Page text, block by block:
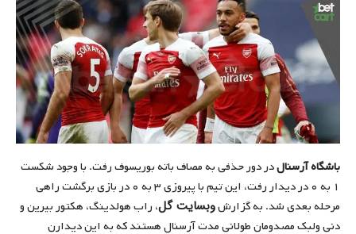
باشگاه آرسنالدر دور حذفی به مصاف باته بوریسوف رفت. با وجود شکست
۱ به ۰ در دیدار رفت، این تیم با پیروزی ۳ به ۰ در بازی برگشت راهی
مرحله بعدی شد. به گزارشوبسایت گل، راب هولدینگ، هکتور بیرین و
دنی ولبک مصدومان طولانی مدت آرسنال هستند که به این دیدارن